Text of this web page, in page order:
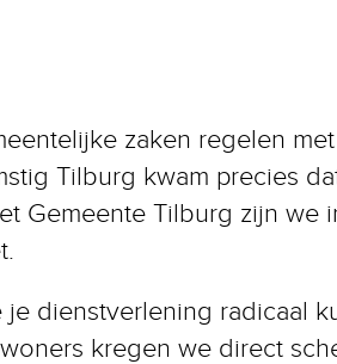
zaken regelen
Tilburg kwam precies
Gemeente Tilburg zijn we
dienstverlening radicaal
kregen we direct